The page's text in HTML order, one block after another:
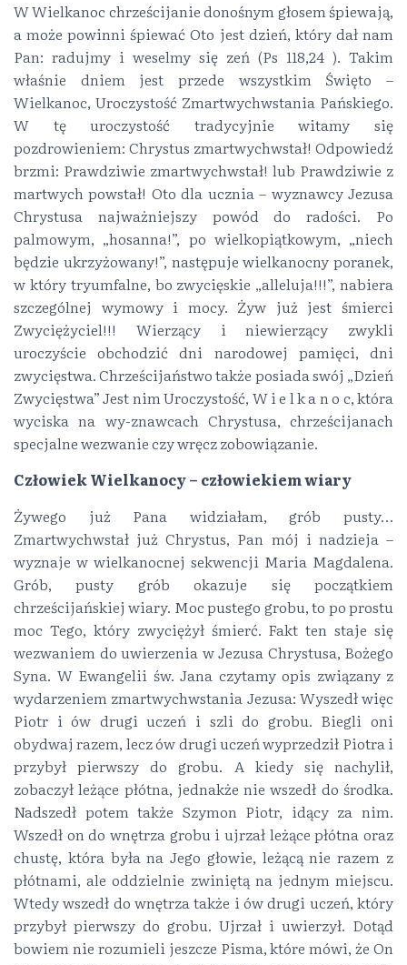
W Wielkanoc chrześcijanie donośnym głosem śpiewają,
a może powinni śpiewać Oto jest dzień, który dał nam
Pan: radujmy i weselmy się zeń (Ps 118,24 ). Takim
właśnie dniem jest przede wszystkim Święto –
Wielkanoc, Uroczystość Zmartwychwstania Pańskiego.
W tę uroczystość tradycyjnie witamy się
pozdrowieniem: Chrystus zmartwychwstał! Odpowiedź
brzmi: Prawdziwie zmartwychwstał! lub Prawdziwie z
martwych powstał! Oto dla ucznia – wyznawcy Jezusa
Chrystusa najważniejszy powód do radości. Po
palmowym, „hosanna!”, po wielkopiątkowym, „niech
będzie ukrzyżowany!”, następuje wielkanocny poranek,
w który tryumfalne, bo zwycięskie „alleluja!!!”, nabiera
szczególnej wymowy i mocy. Żyw już jest śmierci
Zwyciężyciel!!! Wierzący i niewierzący zwykli
uroczyście obchodzić dni narodowej pamięci, dni
zwycięstwa. Chrześcijaństwo także posiada swój „Dzień
Zwycięstwa” Jest nim Uroczystość, W i e l k a n o c, która
wyciska na wy-znawcach Chrystusa, chrześcijanach
specjalne wezwanie czy wręcz zobowiązanie.
Człowiek Wielkanocy – człowiekiem wiary
Żywego już Pana widziałam, grób pusty…
Zmartwychwstał już Chrystus, Pan mój i nadzieja –
wyznaje w wielkanocnej sekwencji Maria Magdalena.
Grób, pusty grób okazuje się początkiem
chrześcijańskiej wiary. Moc pustego grobu, to po prostu
moc Tego, który zwyciężył śmierć. Fakt ten staje się
wezwaniem do uwierzenia w Jezusa Chrystusa, Bożego
Syna. W Ewangelii św. Jana czytamy opis związany z
wydarzeniem zmartwychwstania Jezusa: Wyszedł więc
Piotr i ów drugi uczeń i szli do grobu. Biegli oni
obydwaj razem, lecz ów drugi uczeń wyprzedził Piotra i
przybył pierwszy do grobu. A kiedy się nachylił,
zobaczył leżące płótna, jednakże nie wszedł do środka.
Nadszedł potem także Szymon Piotr, idący za nim.
Wszedł on do wnętrza grobu i ujrzał leżące płótna oraz
chustę, która była na Jego głowie, leżącą nie razem z
płótnami, ale oddzielnie zwiniętą na jednym miejscu.
Wtedy wszedł do wnętrza także i ów drugi uczeń, który
przybył pierwszy do grobu. Ujrzał i uwierzył. Dotąd
bowiem nie rozumieli jeszcze Pisma, które mówi, że On